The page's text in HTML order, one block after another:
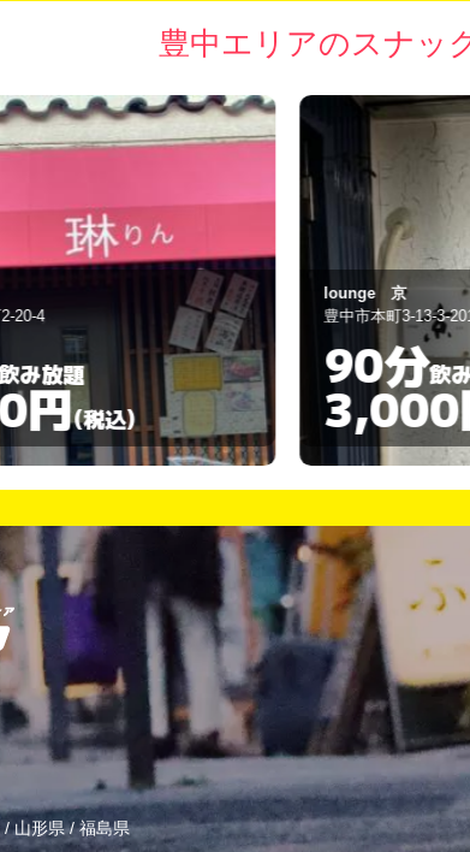
豊中エリアのスナッ
lounge 京
豊中市本町3-13-3-201
90分飲み放題
3,000円 (税込)
/山形県/福島県